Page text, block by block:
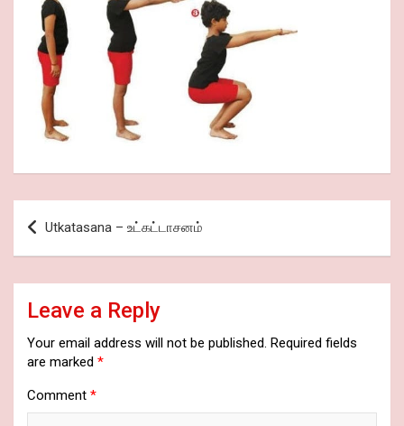
Post
navigation
Utkatasana – உட்கட்டாசனம்
Leave a Reply
Your email address will not be published. Required fields
are marked *
Comment *